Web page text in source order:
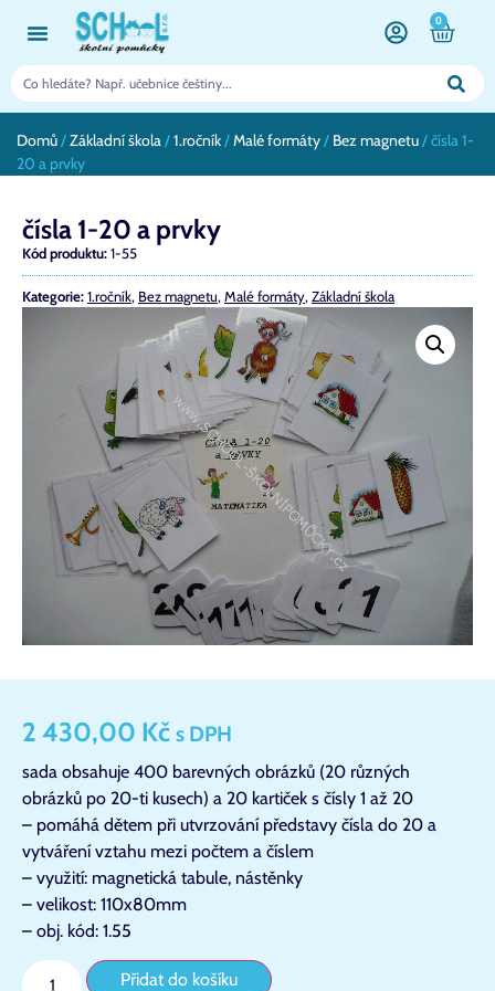
0
Domů/Základní škola/1.ročník/Malé formáty/ Bez magnetu/ čísla 1-
20 a prvky
čísla 1-20 a prvky
Kód produktu:1-55
Kategorie:1.ročník, Bez magnetu, Malé formáty, Základní škola
2 430,00 Kč s DPH
sada obsahuje 400 barevných obrázků (20 různých
obrázků po 20-ti kusech) a 20 kartiček s čísly 1 až 20
– pomáhá dětem při utvrzování představy čísla do 20 a
vytváření vztahu mezi počtem a číslem
– využití: magnetická tabule, nástěnky
– velikost: 110x80mm
– obj. kód: 1.55
Přidat do košíku